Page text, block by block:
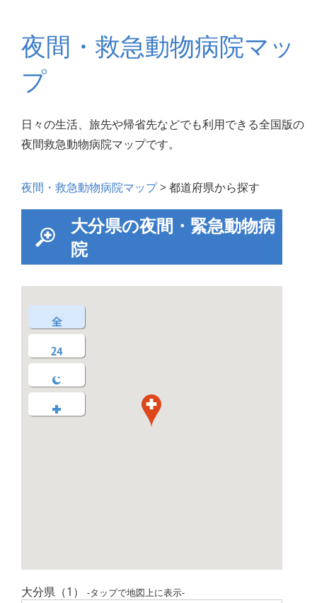
夜間・救急動物病院マッ
プ
日々の生活、旅先や帰省先などでも利用できる全国版の
夜間救急動物病院マップです。
夜間・救急動物病院マップ> 都道府県から探す
大分県の夜間・緊急動物病
院
大分県（1） -タップで地図上に表示-